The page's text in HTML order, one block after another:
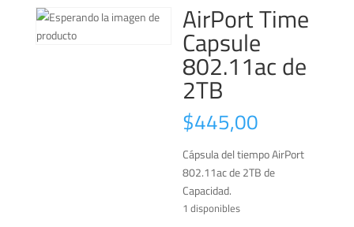
AirPort Time
Capsule
802.11ac de
2TB
$445,00
Cápsula del tiempo AirPort
802.11ac de 2TB de
Capacidad.
1 disponibles